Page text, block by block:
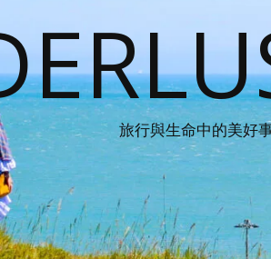
旅行與生命中的美好